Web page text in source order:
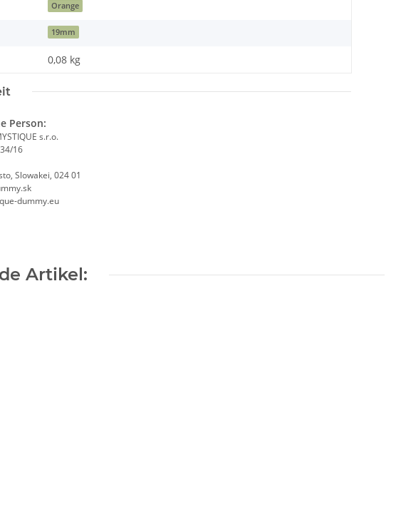
Orange
19mm
0,08 kg
Person:
s.r.o.
16
Slowakei, 024 01
dummy.eu
Artikel: